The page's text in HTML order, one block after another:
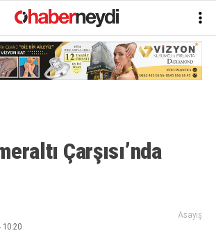
Çarşısı’nda
10:20
Asayiş